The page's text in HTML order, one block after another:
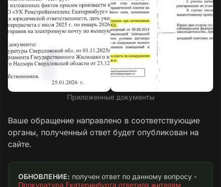
Приложенные документы
Ваше обращение направлено в соответствующие
органы, полученный ответ будет опубликован на
сайте.
ОБНОВЛЕНИЕ:
Прокуратура Екатеринбурга ответила жителям